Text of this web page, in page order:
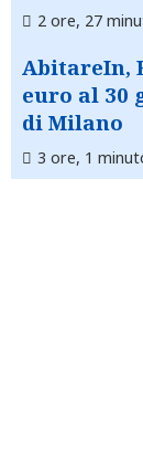
2 ore, 27
AbitareIn,
euro al 30
di Milano
3 ore, 1